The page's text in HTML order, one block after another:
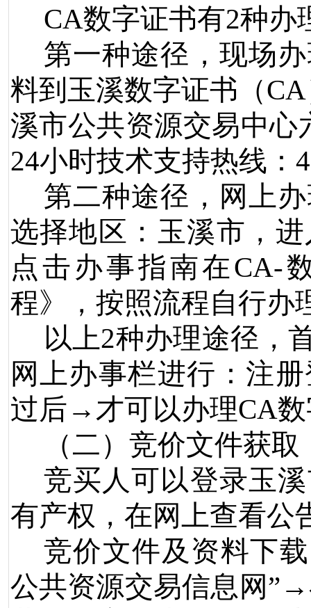
CA数字证书有2种办
第一种途径，现场
料到玉溪数字证书（CA
溪市公共资源交易中
24小时技术支持热线：
第二种途径，网上
选择地区：玉溪市，
点击办事指南在CA-
程》，按照流程自行办
以上2种办理途径，
网上办事栏进行：注
过后→ 才可以办理CA
（二）竞价文件获取
竞买人可以登录玉
有产权，在网上查看公
竞价文件及资料下
公共资源交易信息网”→